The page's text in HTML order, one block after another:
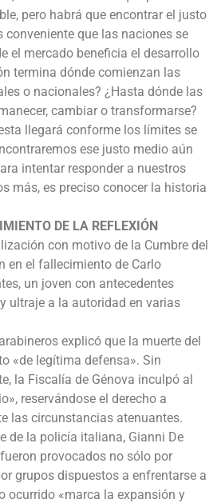
pero habrá que encontrar el justo
conveniente que las naciones se
el mercado beneficia el desarrollo
termina dónde comienzan las
o nacionales? ¿Hasta dónde las
cambiar o transformarse?
llegará conforme los límites se
ese justo medio aún
intentar responder a nuestros
más, es preciso conocer la historia
DE LA REFLEXIÓN
con motivo de la Cumbre del
en el fallecimiento de Carlo
un joven con antecedentes
ultraje a la autoridad en varias
explicó que la muerte del
«de legítima defensa». Sin
la Fiscalía de Génova inculpó al
reservándose el derecho a
las circunstancias atenuantes.
de la policía italiana, Gianni De
provocados no sólo por
grupos dispuestos a enfrentarse a
ocurrido «marca la expansión y